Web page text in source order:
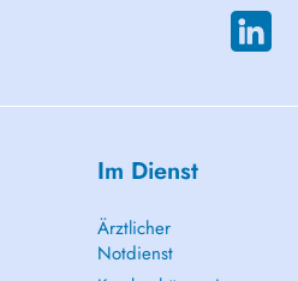
Im Dienst
Ärztlicher
Notdienst